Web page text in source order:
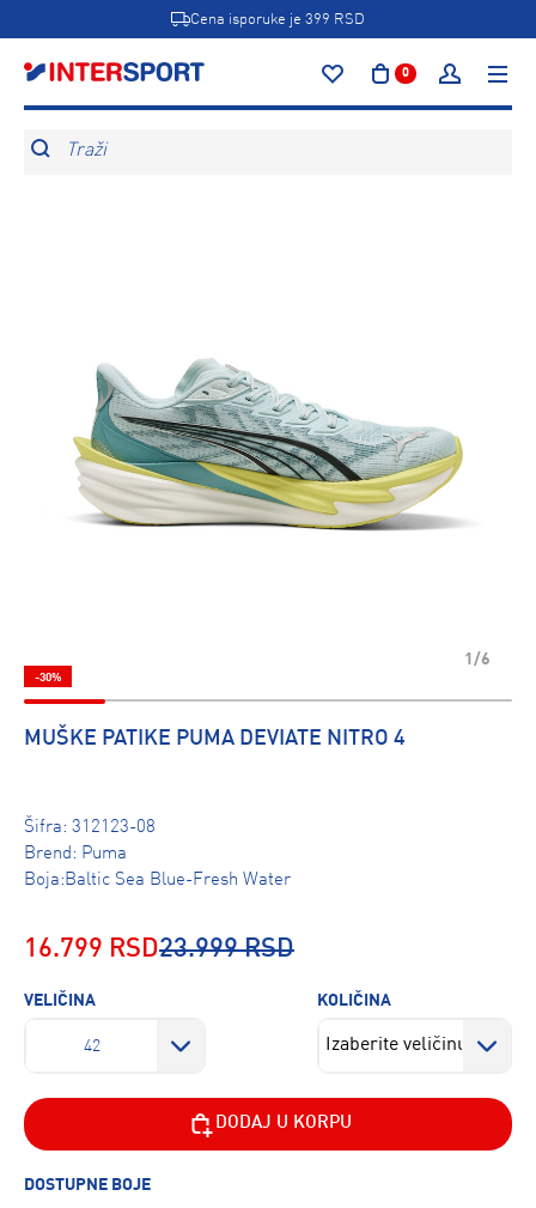
Cena isporuke je 399 RSD
0
Traži
1/6
-30%
MUŠKE PATIKE PUMA DEVIATE NITRO 4
Šifra: 312123-08
Brend: Puma
Boja:Baltic Sea Blue-Fresh Water
16.799 RSD23.999 RSD
VELIČINA
42
KOLIČINA
DODAJ U KORPU
DOSTUPNE BOJE